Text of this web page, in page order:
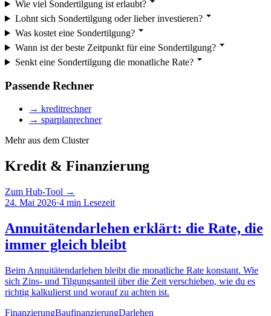
Wie viel Sondertilgung ist erlaubt?
Lohnt sich Sondertilgung oder lieber investieren?
Was kostet eine Sondertilgung?
Wann ist der beste Zeitpunkt für eine Sondertilgung?
Senkt eine Sondertilgung die monatliche Rate?
Passende Rechner
→ kreditrechner
→ sparplanrechner
Mehr aus dem Cluster
Kredit & Finanzierung
Zum Hub-Tool →
24. Mai 2026·4 min Lesezeit
Annuitätendarlehen erklärt: die Rate, die
immer gleich bleibt
Beim Annuitätendarlehen bleibt die monatliche Rate konstant. Wie
sich Zins- und Tilgungsanteil über die Zeit verschieben, wie du es
richtig kalkulierst und worauf zu achten ist.
FinanzierungBaufinanzierungDarlehen